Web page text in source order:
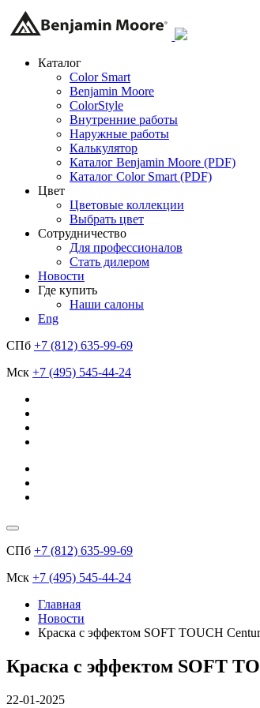
Каталог
Color Smart
Benjamin Moore
ColorStyle
Внутренние работы
Наружные работы
Калькулятор
Каталог Benjamin Moore (PDF)
Каталог Color Smart (PDF)
Цвет
Цветовые коллекции
Выбрать цвет
Сотрудничество
Для профессионалов
Стать дилером
Новости
Где купить
Наши салоны
Eng
СПб +7 (812) 635-99-69
Мск +7 (495) 545-44-24
СПб +7 (812) 635-99-69
Мск +7 (495) 545-44-24
Главная
Новости
​Краска с эффектом SOFT TOUCH
​Краска с эффектом SOFT
22-01-2025